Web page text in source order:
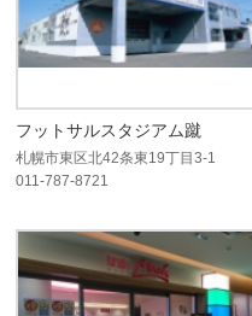
フットサルスタジアム蹴
札幌市東区北42条東19丁目3-1
011-787-8721